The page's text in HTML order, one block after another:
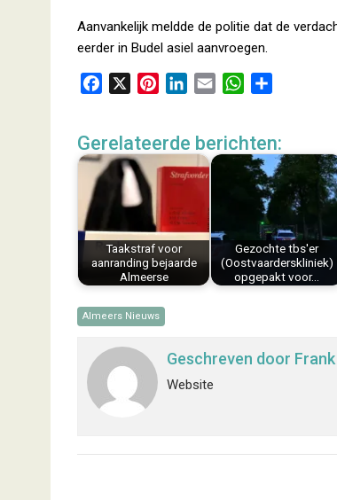
Aanvankelijk meldde de politie dat de
eerder in Budel asiel aanvroegen.
e
b
k
t
e
s
t
k
e
n
i
W
t
s
e
n
Gerelateerde berichten:
Taakstraf voor
aanranding bejaarde
Almeerse
Gezochte tbs'er
(Oostvaarderskliniek)
opgepakt voor…
Almeers Nieuws
Geschreven door
Website